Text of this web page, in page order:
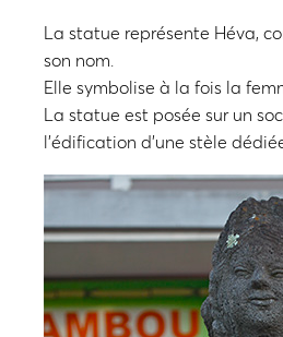
La statue représente Héva,
son nom.
Elle symbolise à la fois la
La statue est posée sur un
l’édification d’une stèle